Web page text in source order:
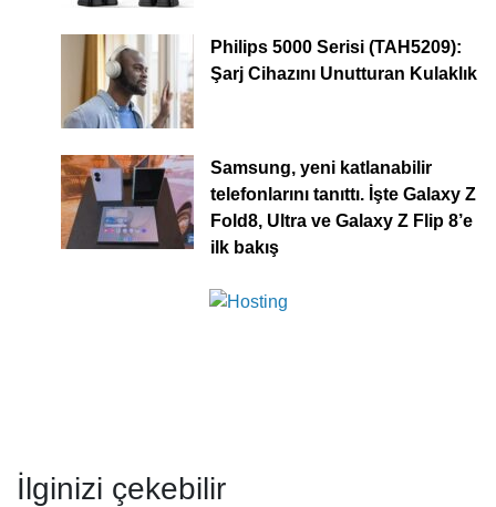
Philips 5000 Serisi (TAH5209):
Şarj Cihazını Unutturan Kulaklık
Samsung, yeni katlanabilir
telefonlarını tanıttı. İşte Galaxy Z
Fold8, Ultra ve Galaxy Z Flip 8’e
ilk bakış
İlginizi çekebilir